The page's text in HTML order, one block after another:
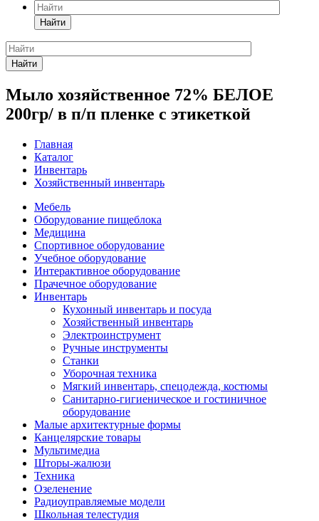
Найти
Найти
Мыло хозяйственное 72% БЕЛОЕ
200гр/ в п/п пленке с этикеткой
Главная
Каталог
Инвентарь
Хозяйственный инвентарь
Мебель
Оборудование пищеблока
Медицина
Спортивное оборудование
Учебное оборудование
Интерактивное оборудование
Прачечное оборудование
Инвентарь
Кухонный инвентарь и посуда
Хозяйственный инвентарь
Электроинструмент
Ручные инструменты
Станки
Уборочная техника
Мягкий инвентарь, спецодежда, костюмы
Санитарно-гигиеническое и гостиничное
оборудование
Малые архитектурные формы
Канцелярские товары
Мультимедиа
Шторы-жалюзи
Техника
Озеленение
Радиоуправляемые модели
Школьная телестудия